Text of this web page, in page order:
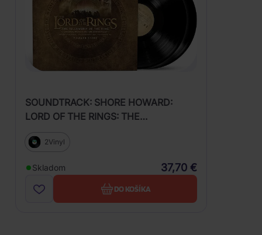
SOUNDTRACK: SHORE HOWARD:
LORD OF THE RINGS: THE
2Vinyl
Skladom 37,70 €
DO KOŠÍKA